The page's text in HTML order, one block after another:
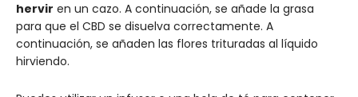
hervir en un cazo. A continuación, se añade la grasa
para que el CBD se disuelva correctamente. A
continuación, se añaden las flores trituradas al líquido
hirviendo.